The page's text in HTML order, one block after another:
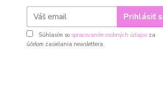
Prihlásiť
Súhlasím so spracovaním osobných údajov za
účelom zasielania newslettera.